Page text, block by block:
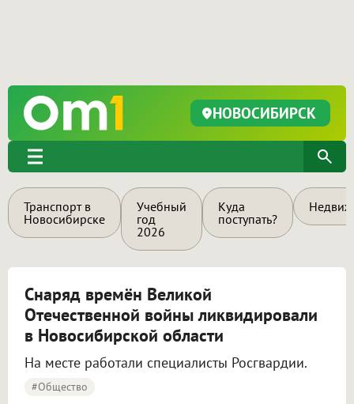
НОВОСИБИРСК
Транспорт в
Новосибирске
Учебный
год
2026
Куда
поступать?
Снаряд времён Великой
Отечественной войны ликвидировали
в Новосибирской области
На месте работали специалисты Росгвардии.
#Общество